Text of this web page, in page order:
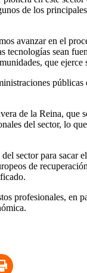
de los
avanzar en el
sean
que
de la Reina, que
del sector, lo
sector para
de
profesionales, en